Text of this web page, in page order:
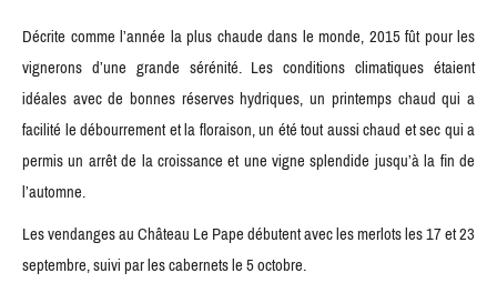
Décrite comme l’année la plus chaude dans le monde, 2015 fût pour les
vignerons d’une grande sérénité. Les conditions climatiques étaient
idéales avec de bonnes réserves hydriques, un printemps chaud qui a
facilité le débourrement et la floraison, un été tout aussi chaud et sec qui a
permis un arrêt de la croissance et une vigne splendide jusqu’à la fin de
l’automne.
Les vendanges au Château Le Pape débutent avec les merlots les 17 et 23
septembre, suivi par les cabernets le 5 octobre.